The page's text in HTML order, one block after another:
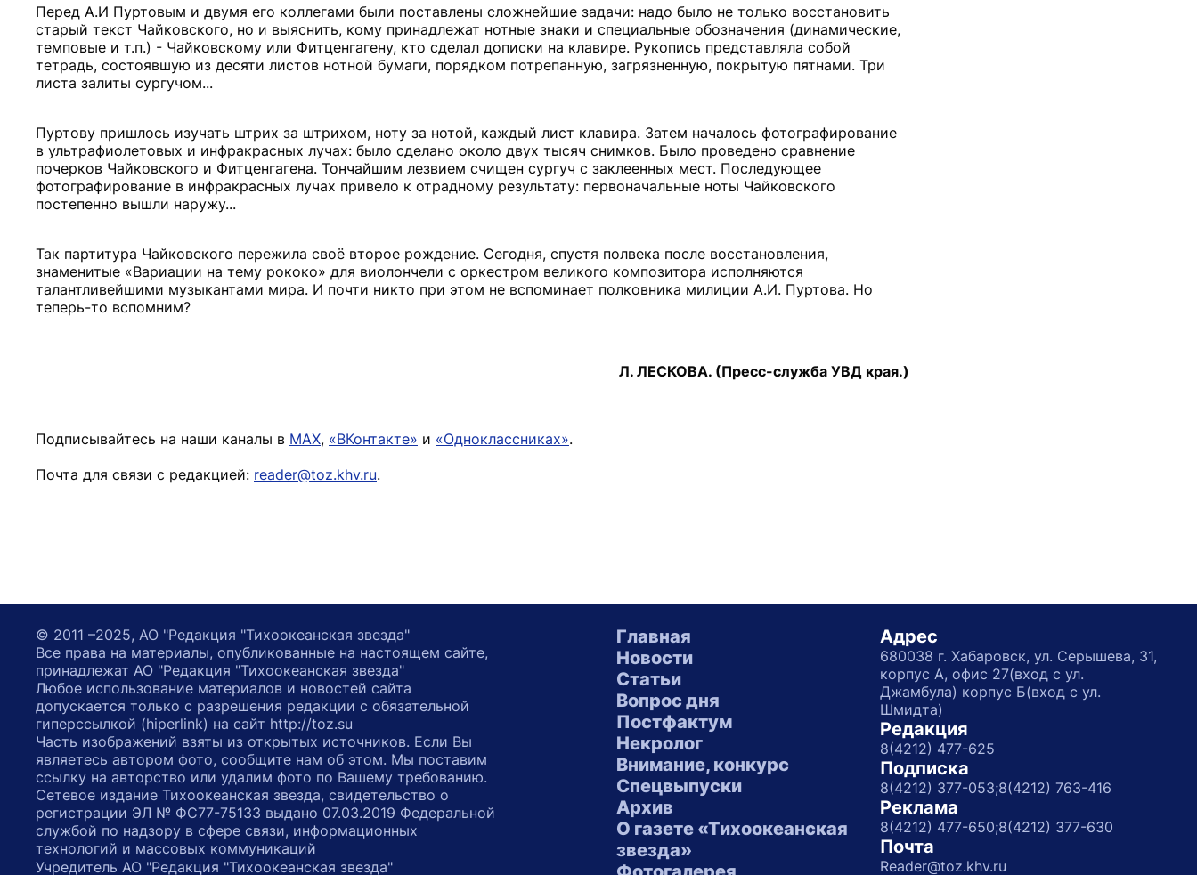
Перед А.И Пуртовым и двумя его коллегами были поставлены сложнейшие задачи: надо было не только восстановить
старый текст Чайковского, но и выяснить, кому принадлежат нотные знаки и специальные обозначения (динамические,
темповые и т.п.) - Чайковскому или Фитценгагену, кто сделал дописки на клавире. Рукопись представляла собой
тетрадь, состоявшую из десяти листов нотной бумаги, порядком потрепанную, загрязненную, покрытую пятнами. Три
листа залиты сургучом...
Пуртову пришлось изучать штрих за штрихом, ноту за нотой, каждый лист клавира. Затем началось фотографирование
в ультрафиолетовых и инфракрасных лучах: было сделано около двух тысяч снимков. Было проведено сравнение
почерков Чайковского и Фитценгагена. Тончайшим лезвием счищен сургуч с заклеенных мест. Последующее
фотографирование в инфракрасных лучах привело к отрадному результату: первоначальные ноты Чайковского
постепенно вышли наружу...
Так партитура Чайковского пережила своё второе рождение. Сегодня, спустя полвека после восстановления,
знаменитые «Вариации на тему рококо» для виолончели с оркестром великого композитора исполняются
талантливейшими музыкантами мира. И почти никто при этом не вспоминает полковника милиции А.И. Пуртова. Но
теперь-то вспомним?
Л. ЛЕСКОВА. (Пресс-служба УВД края.)
Подписывайтесь на наши каналы в MAX, «ВКонтакте» и «Одноклассниках».
Почта для связи с редакцией: reader@toz.khv.ru.
Главная
Новости
Статьи
Вопрос дня
Постфактум
Некролог
Внимание, конкурс
Спецвыпуски
Архив
О газете «Тихоокеанская
звезда»
Адрес
680038 г. Хабаровск, ул. Серышева, 31,
корпус А, офис 27(вход с ул.
Джамбула) корпус Б(вход с ул.
Шмидта)
Редакция
8(4212) 477-625
Подписка
8(4212) 377-053;8(4212) 763-416
Реклама
8(4212) 477-650;8(4212) 377-630
Почта
Reader@toz.khv.ru
© 2011 –2025, АО "Редакция "Тихоокеанская звезда"
Все права на материалы, опубликованные на настоящем сайте,
принадлежат АО "Редакция "Тихоокеанская звезда"
Любое использование материалов и новостей сайта
допускается только с разрешения редакции с обязательной
гиперссылкой (hiperlink) на сайт http://toz.su
Часть изображений взяты из открытых источников. Если Вы
являетесь автором фото, сообщите нам об этом. Мы поставим
ссылку на авторство или удалим фото по Вашему требованию.
Сетевое издание Тихоокеанская звезда, свидетельство о
регистрации ЭЛ № ФС77-75133 выдано 07.03.2019 Федеральной
службой по надзору в сфере связи, информационных
технологий и массовых коммуникаций
Учредитель АО "Редакция "Тихоокеанская звезда"